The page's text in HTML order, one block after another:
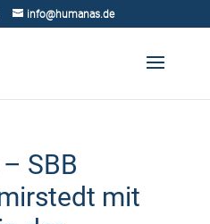
info@humanas.de
SBB
mit